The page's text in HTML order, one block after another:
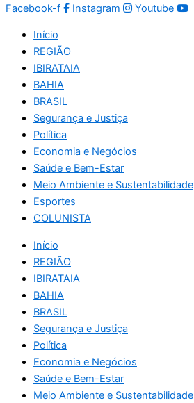
Facebook-f Instagram Youtube
Início
REGIÃO
IBIRATAIA
BAHIA
BRASIL
Segurança e Justiça
Política
Economia e Negócios
Saúde e Bem-Estar
Meio Ambiente e Sustentabilidade
Esportes
COLUNISTA
Início
REGIÃO
IBIRATAIA
BAHIA
BRASIL
Segurança e Justiça
Política
Economia e Negócios
Saúde e Bem-Estar
Meio Ambiente e Sustentabilidade